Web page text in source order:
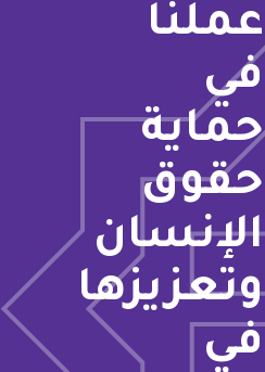
عملنا
في
حماية
حقوق
الإنسان
وتعزيزها
في